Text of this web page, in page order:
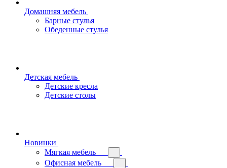
Домашняя мебель
Барные стулья
Обеденные стулья
Детская мебель
Детские кресла
Детские столы
Новинки
Мягкая мебель
Офисная мебель